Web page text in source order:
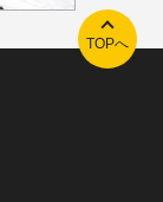
TOPへ